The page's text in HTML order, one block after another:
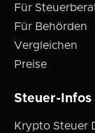
Für
Für Behörden
Vergleichen
Preise
Steuer-Infos
Krypto Steuer